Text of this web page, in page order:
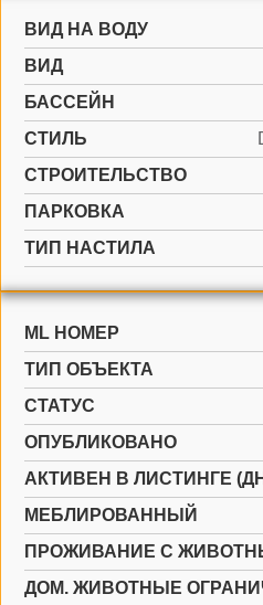
ВИД НА ВОДУ
ВИД
БАССЕЙН
СТИЛЬ
CТРОИТЕЛЬСТВО
ПАРКОВКА
ТИП НАСТИЛА
ML НОМЕР
ТИП ОБЪЕКТА
СТАТУС
ОПУБЛИКОВАНО
АКТИВЕН В ЛИСТИНГЕ
МЕБЛИРОВАННЫЙ
ПРОЖИВАНИЕ С
ДОМ. ЖИВОТНЫЕ